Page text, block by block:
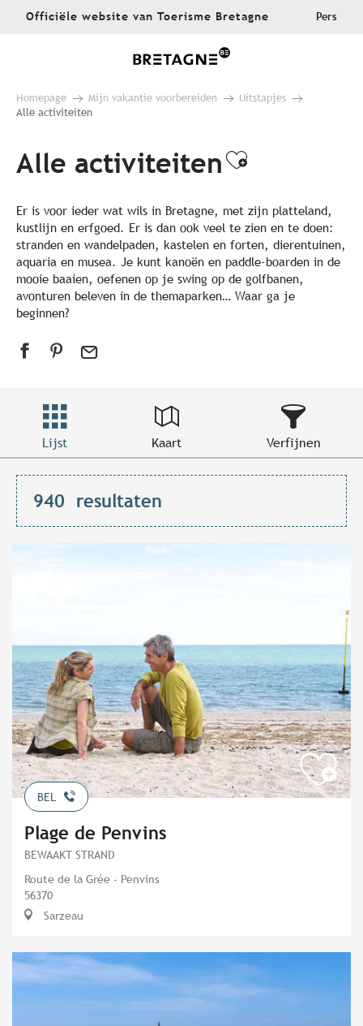
AllerOfficiële website van Toerisme Bretagne Pers
Homepage Mijn vakantie voorbereiden
Uitstapjes
Alle activiteiten
Alle activiteitenAjouter
Er is voor ieder wat wils in Bretagne, met zijn platteland,
kustlijn en erfgoed. Er is dan ook veel te zien en te doen:
stranden en wandelpaden, kastelen en forten, dierentuinen,
aquaria en musea. Je kunt kanoën en paddle-boarden in de
mooie baaien, oefenen op je swing op de golfbanen,
avonturen beleven in de themaparken… Waar ga je
beginnen?
Lijst Kaart Verfijnen
940 resultaten
BEL
Plage de Penvins
BEWAAKT STRAND
Route de la Grée - Penvins
56370
Sarzeau